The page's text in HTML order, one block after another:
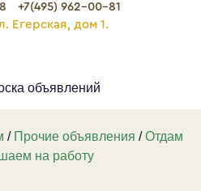
+7(495) 962-00-81
Егерская, дом 1.
объявлений
/ Прочие объявления /Отдам
на работу